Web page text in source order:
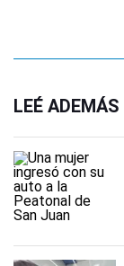
LEÉ ADEMÁS